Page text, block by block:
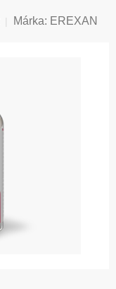
Márka: EREXAN